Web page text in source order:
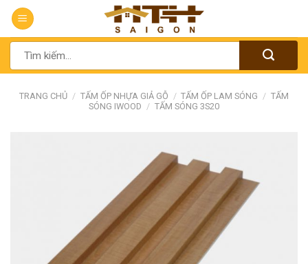
Chuyển
đến
nộiTìm
kiếm:
TRANG CHỦ / TẤM ỐP NHỰA GIẢ GỖ / TẤM ỐP LAM SÓNG / TẤM
SÓNG IWOOD / TẤM SÓNG 3S20